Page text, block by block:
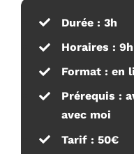
Durée : 3h
Horaires :
Format : en
Prérequis :
avec moi
Tarif : 50€